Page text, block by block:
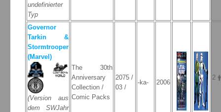
undefinierter
Typ
Governor
Tarkin &
Stormtrooper
(Marvel)
(Version aus
dem SWJahr
The 30th
Anniversary
Collection /
Comic Packs
2075 /
03 /
-ka- 2006
2